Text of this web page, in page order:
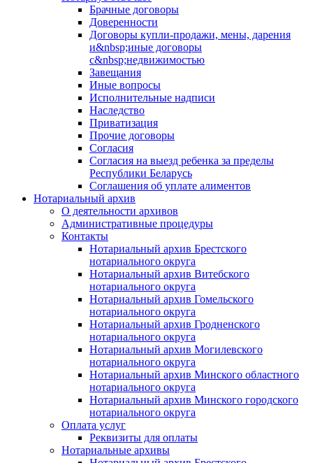
Брачные договоры
Доверенности
Договоры купли-продажи, мены, дарения
и&nbsp;иные договоры
с&nbsp;недвижимостью
Завещания
Иные вопросы
Исполнительные надписи
Наследство
Приватизация
Прочие договоры
Согласия
Согласия на выезд ребенка за пределы
Республики Беларусь
Соглашения об уплате алиментов
Нотариальный архив
О деятельности архивов
Административные процедуры
Контакты
Нотариальный архив Брестского
нотариального округа
Нотариальный архив Витебского
нотариального округа
Нотариальный архив Гомельского
нотариального округа
Нотариальный архив Гродненского
нотариального округа
Нотариальный архив Могилевского
нотариального округа
Нотариальный архив Минского областного
нотариального округа
Нотариальный архив Минского городского
нотариального округа
Оплата услуг
Реквизиты для оплаты
Нотариальные архивы